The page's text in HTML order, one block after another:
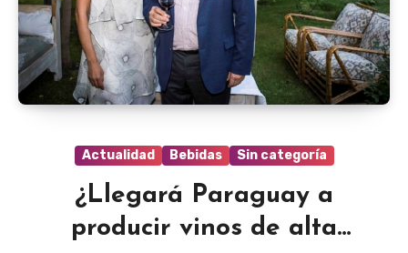
Actualidad Bebidas Sin categoría
¿Llegará Paraguay a
producir vinos de alta